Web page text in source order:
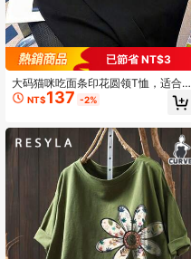
已節省 NT$3
大码猫咪吃面条印花圆领T恤，适合夏
季度假、海滩、节日、春季、情人
节、狂欢节、母亲节礼物；送给妈妈
典礼；女教师；夏季与家人朋友聚
会。也适合日常穿着、外出、节日、
海滩、派对、生日、聚会、学校、音
乐节、度假、通勤、健身、婚礼、外
套等场合。黑色休闲款。
NT$137 -2%